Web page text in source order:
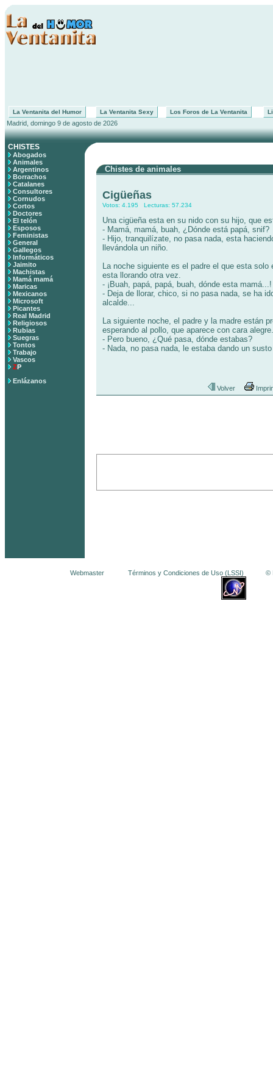
La Ventanita del Humor La Ventanita Sexy Los Foros de La Ventanita
Madrid, domingo 9 de agosto de 2026
CHISTES
Abogados
Animales
Argentinos
Borrachos
Catalanes
Consultores
Cornudos
Cortos
Doctores
El telón
Esposos
Feministas
General
Gallegos
Informáticos
Jaimito
Machistas
Mamá mamá
Maricas
Mexicanos
Microsoft
Picantes
Real Madrid
Religiosos
Rubias
Suegras
Tontos
Trabajo
Vascos
ZP
Enlázanos
Chistes de animales
Cigüeñas
Votos: 4.195 Lecturas: 57.234
Una cigüeña esta en su nido con su hijo, que
- Mamá, mamá, buah, ¿Dónde está papá, snif?
- Hijo, tranquilízate, no pasa nada, esta
llevándola un niño.
La noche siguiente es el padre el que esta
esta llorando otra vez.
- ¡Buah, papá, papá, buah, dónde esta mamá...!
- Deja de llorar, chico, si no pasa nada, se ha
alcalde...
La siguiente noche, el padre y la madre están
esperando al pollo, que aparece con cara alegre.
- Pero bueno, ¿Qué pasa, dónde estabas?
- Nada, no pasa nada, le estaba dando un
Volver
Webmaster Términos y Condiciones de Uso (LSSI) © La